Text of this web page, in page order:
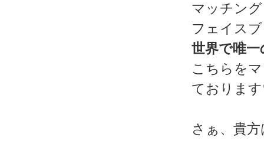
マッチン
フェイス
世界で唯
こちらを
ておりま
さぁ、貴